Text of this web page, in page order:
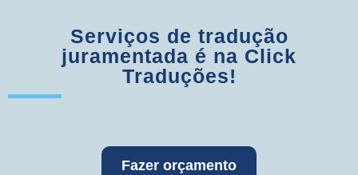
Serviços de tradução
juramentada é na Click
Traduções!
Fazer orçamento